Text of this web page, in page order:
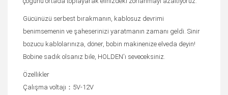
Gücünüzü serbest bırakmanın, kablosuz devrimi
benimsemenin ve şaheserinizi yaratmanın zamanı geldi. Sinir
bozucu kablolarınıza, döner, bobin makinenize elveda deyin!
Bobine sadık olsanız bile, HOLDEN'ı seveceksiniz.
Özellikler
Çalışma voltajı：5V-12V